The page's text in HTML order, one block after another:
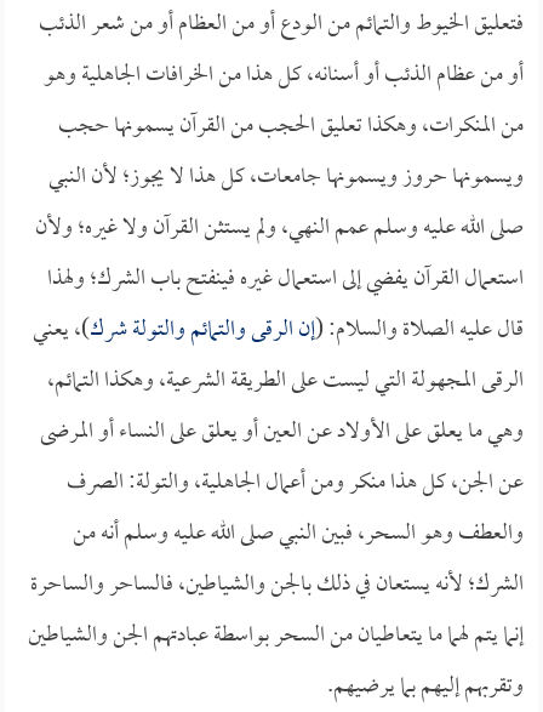
فتعليق الخيوط والتمائم من الودع أو من العظام أو من شعر الذئب
أو من عظام الذئب أو أسنانه، كل هذا من الخرافات الجاهلية وهو
من المنكرات، وهكذا تعليق الحجب من القرآن يسمونها حجب
ويسمونها حروز ويسمونها جامعات، كل هذا لا يجوز؛ لأن النبي
صلى الله عليه وسلم عمم النهي، ولم يستثن القرآن ولا غيره؛ ولأن
استعمال القرآن يفضي إلى استعمال غيره فينفتح باب الشرك؛ ولهذا
قال عليه الصلاة والسلام: (إن الرقى والتمائم والتولة شرك)، يعني
الرقى المجهولة التي ليست على الطريقة الشرعية، وهكذا التمائم،
وهي ما يعلق على الأولاد عن العين أو يعلق على النساء أو المرضى
عن الجن، كل هذا منكر ومن أعمال الجاهلية، والتولة: الصرف
والعطف وهو السحر، فبين النبي صلى الله عليه وسلم أنه من
الشرك؛ لأنه يستعان في ذلك بالجن والشياطين، فالساحر والساحرة
إنما يتم لهما ما يتعاطيان من السحر بواسطة عبادتهم الجن والشياطين
وتقربهم إليهم بما يرضيهم.